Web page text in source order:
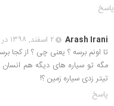
پاسخ
Arash Irani
۲ اسفند, ۱۳۹۸ در ۸:۴۷ ب٫ظ
تا اونم برسه ؟ یعنی چی ؟ از کجا
مگه تو سیاره های دیگه هم انسان
تیتر زدی سیاره زمین ؟!
پاسخ